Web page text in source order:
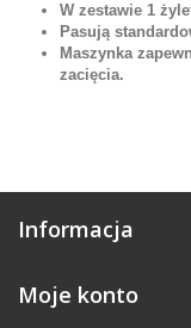
W zestawie 1
Pasują
Maszynka
zacięcia.
Informacja
Moje konto